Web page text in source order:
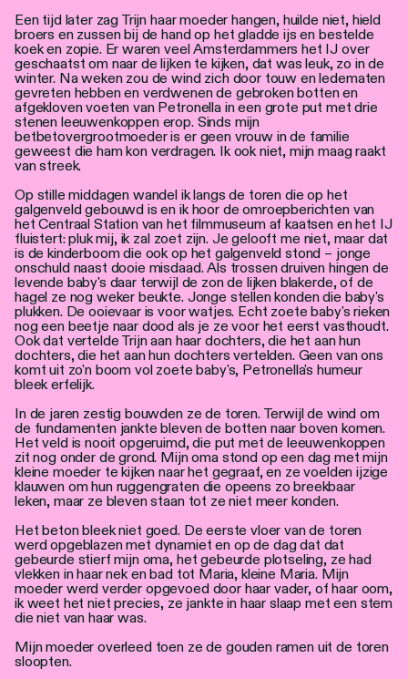
Een tijd later zag Trijn haar moeder hangen, huilde niet, hield
broers en zussen bij de hand op het gladde ijs en bestelde
koek en zopie. Er waren veel Amsterdammers het IJ over
geschaatst om naar de lijken te kijken, dat was leuk, zo in de
winter. Na weken zou de wind zich door touw en ledematen
gevreten hebben en verdwenen de gebroken botten en
afgekloven voeten van Petronella in een grote put met drie
stenen leeuwenkoppen erop. Sinds mijn
betbetovergrootmoeder is er geen vrouw in de familie
geweest die ham kon verdragen. Ik ook niet, mijn maag raakt
van streek.
Op stille middagen wandel ik langs de toren die op het
galgenveld gebouwd is en ik hoor de omroepberichten van
het Centraal Station van het filmmuseum af kaatsen en het IJ
fluistert: pluk mij, ik zal zoet zijn. Je gelooft me niet, maar dat
is de kinderboom die ook op het galgenveld stond – jonge
onschuld naast dooie misdaad. Als trossen druiven hingen de
levende baby's daar terwijl de zon de lijken blakerde, of de
hagel ze nog weker beukte. Jonge stellen konden die baby's
plukken. De ooievaar is voor watjes. Echt zoete baby's rieken
nog een beetje naar dood als je ze voor het eerst vasthoudt.
Ook dat vertelde Trijn aan haar dochters, die het aan hun
dochters, die het aan hun dochters vertelden. Geen van ons
komt uit zo'n boom vol zoete baby's, Petronella's humeur
bleek erfelijk.
In de jaren zestig bouwden ze de toren. Terwijl de wind om
de fundamenten jankte bleven de botten naar boven komen.
Het veld is nooit opgeruimd, die put met de leeuwenkoppen
zit nog onder de grond. Mijn oma stond op een dag met mijn
kleine moeder te kijken naar het gegraaf, en ze voelden ijzige
klauwen om hun ruggengraten die opeens zo breekbaar
leken, maar ze bleven staan tot ze niet meer konden.
Het beton bleek niet goed. De eerste vloer van de toren
werd opgeblazen met dynamiet en op de dag dat dat
gebeurde stierf mijn oma, het gebeurde plotseling, ze had
vlekken in haar nek en bad tot Maria, kleine Maria. Mijn
moeder werd verder opgevoed door haar vader, of haar oom,
ik weet het niet precies, ze jankte in haar slaap met een stem
die niet van haar was.
Mijn moeder overleed toen ze de gouden ramen uit de toren
sloopten.